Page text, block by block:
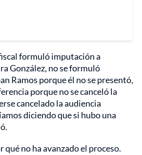
formuló imputación a
González, no se formuló
Ramos porque él no se presentó,
porque no se canceló la
cancelado la audiencia
diciendo que si hubo una
qué no ha avanzado el proceso.